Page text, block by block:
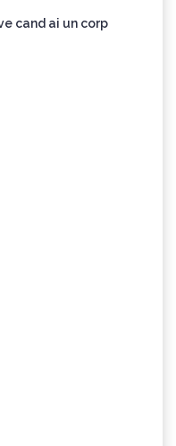
cand ai un corp